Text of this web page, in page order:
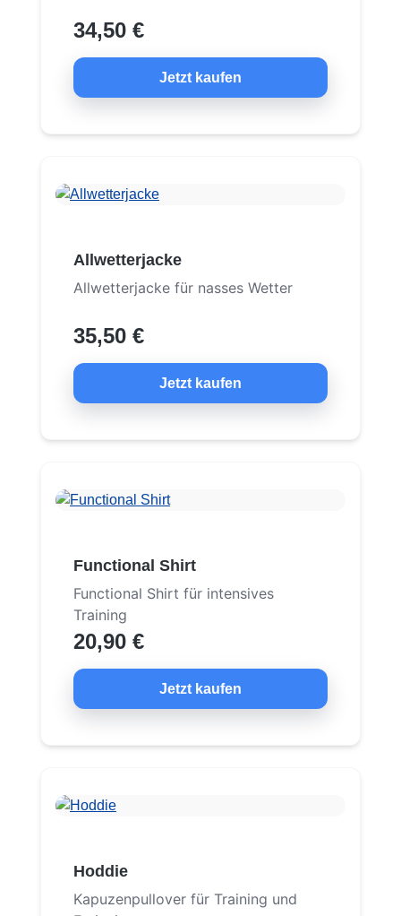
34,50 €
Jetzt kaufen
Allwetterjacke
Allwetterjacke für nasses Wetter
35,50 €
Jetzt kaufen
Functional Shirt
Functional Shirt für intensives
Training
20,90 €
Jetzt kaufen
Hoddie
Kapuzenpullover für Training und